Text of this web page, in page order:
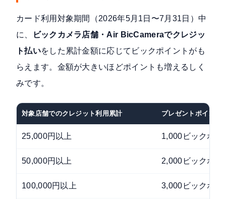
カード利用対象期間（2026年5月1日〜7月31日）中
に、
ビックカメラ店舗・Air BicCameraでクレジッ
ト払いをした累計金額に応じてビックポイントがも
らえます。金額が大きいほどポイントも増えるしく
みです。
対象店舗でのクレジット利用累計 プレゼントポイント
25,000円以上 1,000ビックポイ
50,000円以上 2,000ビックポイ
100,000円以上 3,000ビックポイ